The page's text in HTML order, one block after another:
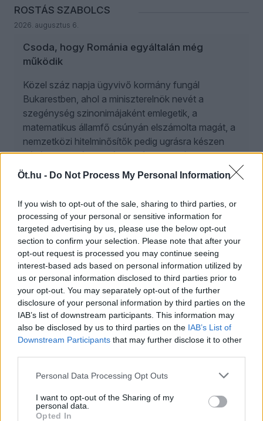
Öt.hu - Do Not Process My Personal Information
If you wish to opt-out of the sale, sharing to third parties, or
processing of your personal or sensitive information for
targeted advertising by us, please use the below opt-out
section to confirm your selection. Please note that after your
opt-out request is processed you may continue seeing
interest-based ads based on personal information utilized by
us or personal information disclosed to third parties prior to
your opt-out. You may separately opt-out of the further
disclosure of your personal information by third parties on the
IAB’s list of downstream participants. This information may
also be disclosed by us to third parties on the IAB’s List of
Downstream Participants that may further disclose it to other
Personal Data Processing Opt Outs
I want to opt-out of the Sharing of my
personal data.
Opted In
ROSTÁS SZABOLCS
2026. augusztus 6.
Csoda, hogy Románia egyáltalán még
működik
Közel száz napja ügyvivő kormány fungál
Bukarestben, ahol a miniszterelnök nevét a
szegénység szinonimájaként emlegetik, a
matematikus államfő csúnyán elszámolta magát, a
nemzetközi hitelminősítők pedig ugrásra készen
várják, hogy rányomják a „bóvli” pecsétet az
ország gazdaságára.
ÖT
2026. augusztus 6.
Schiffer András: Szégyen, amit Magyar Péter
kormányzás címén művel
A Közelkép nyári kiadásában Schiffer András és
Gavra Gábor többek közt az energiakrízisről, a
köztársasági elnök-jelölésről és általában Magyar
Péter kormányzásáról is beszélget. És hallhatunk
egy „több mint legendát” Kövér Lászlóról is.
PAPP LÁSZLÓ TAMÁS
2026. augusztus 6.
Sógorom, a múzeumigazgató